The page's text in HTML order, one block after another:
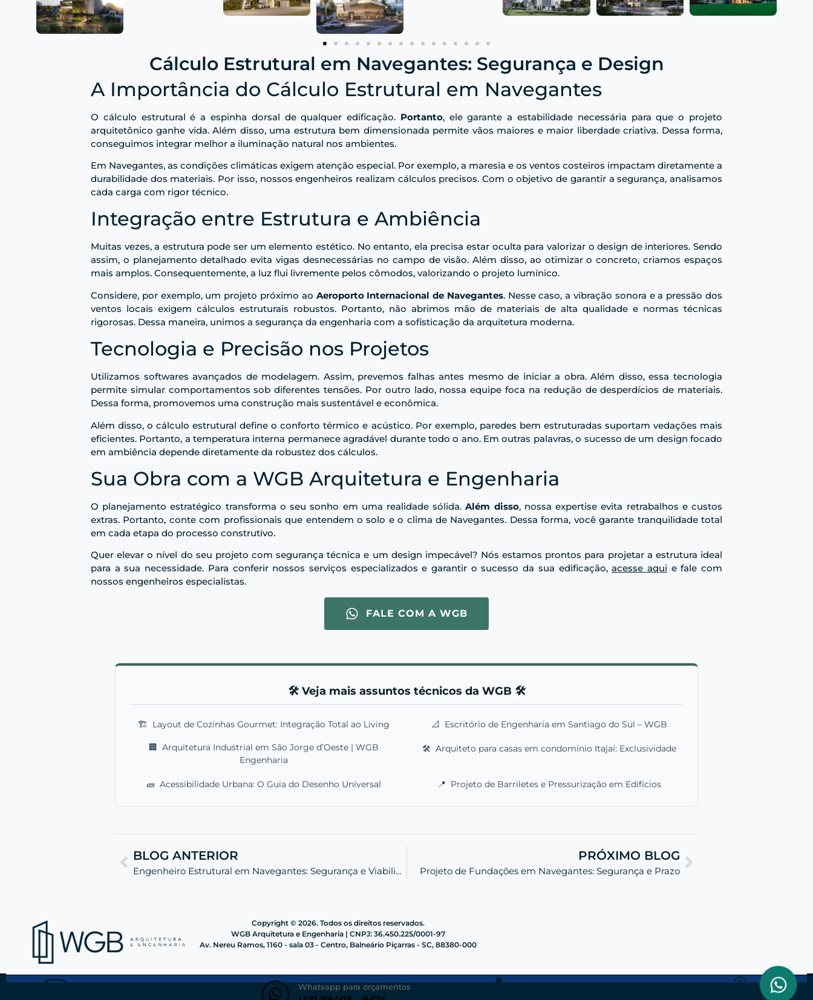
Cálculo Estrutural em Navegantes: Segurança e Design
A Importância do Cálculo Estrutural em Navegantes
O cálculo estrutural é a espinha dorsal de qualquer edificação. Portanto, ele garante a estabilidade necessária para que o projeto
arquitetônico ganhe vida. Além disso, uma estrutura bem dimensionada permite vãos maiores e maior liberdade criativa. Dessa forma,
conseguimos integrar melhor a iluminação natural nos ambientes.
Em Navegantes, as condições climáticas exigem atenção especial. Por exemplo, a maresia e os ventos costeiros impactam diretamente a
durabilidade dos materiais. Por isso, nossos engenheiros realizam cálculos precisos. Com o objetivo de garantir a segurança, analisamos
cada carga com rigor técnico.
Integração entre Estrutura e Ambiência
Muitas vezes, a estrutura pode ser um elemento estético. No entanto, ela precisa estar oculta para valorizar o design de interiores. Sendo
assim, o planejamento detalhado evita vigas desnecessárias no campo de visão. Além disso, ao otimizar o concreto, criamos espaços
mais amplos. Consequentemente, a luz flui livremente pelos cômodos, valorizando o projeto lumínico.
Considere, por exemplo, um projeto próximo ao Aeroporto Internacional de Navegantes. Nesse caso, a vibração sonora e a pressão dos
ventos locais exigem cálculos estruturais robustos. Portanto, não abrimos mão de materiais de alta qualidade e normas técnicas
rigorosas. Dessa maneira, unimos a segurança da engenharia com a sofisticação da arquitetura moderna.
Tecnologia e Precisão nos Projetos
Utilizamos softwares avançados de modelagem. Assim, prevemos falhas antes mesmo de iniciar a obra. Além disso, essa tecnologia
permite simular comportamentos sob diferentes tensões. Por outro lado, nossa equipe foca na redução de desperdícios de materiais.
Dessa forma, promovemos uma construção mais sustentável e econômica.
Além disso, o cálculo estrutural define o conforto térmico e acústico. Por exemplo, paredes bem estruturadas suportam vedações mais
eficientes. Portanto, a temperatura interna permanece agradável durante todo o ano. Em outras palavras, o sucesso de um design focado
em ambiência depende diretamente da robustez dos cálculos.
Sua Obra com a WGB Arquitetura e Engenharia
O planejamento estratégico transforma o seu sonho em uma realidade sólida.Além disso, nossa expertise evita retrabalhos e custos
extras. Portanto, conte com profissionais que entendem o solo e o clima de Navegantes. Dessa forma, você garante tranquilidade total
em cada etapa do processo construtivo.
Quer elevar o nível do seu projeto com segurança técnica e um design impecável? Nós estamos prontos para projetar a estrutura ideal
para a sua necessidade. Para conferir nossos serviços especializados e garantir o sucesso da sua edificação,acesse aqui e fale com
nossos engenheiros especialistas.
FALE COM A WGB
🛠️ Veja mais assuntos técnicos da WGB 🛠️
🏗️ Layout de Cozinhas Gourmet: Integração Total ao Living 📐 Escritório de Engenharia em Santiago do Sul – WGB
🏢 Arquitetura Industrial em São Jorge d’Oeste | WGB
Engenharia
🛠️ Arquiteto para casas em condomínio Itajaí: Exclusividade
🧱 Acessibilidade Urbana: O Guia do Desenho Universal 📍 Projeto de Barriletes e Pressurização em Edifícios
BLOG ANTERIOR
Engenheiro Estrutural em Navegantes: Segurança e Viabilidade
PRÓXIMO BLOG
Projeto de Fundações em Navegantes: Segurança e Prazo
Copyright © 2026. Todos os direitos reservados.
WGB Arquitetura e Engenharia | CNPJ: 36.450.225/0001-97
Av. Nereu Ramos, 1160 - sala 03 - Centro, Balneário Piçarras - SC, 88380-000
Whatsapp para orçamentos